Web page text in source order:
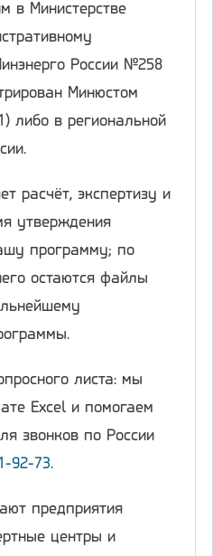
в Министерстве
России №258
Минюстом
либо в региональной
расчёт, экспертизу и
утверждения
программу; по
остаются файлы
листа: мы
Excel и помогаем
звонков по России
92-73.
предприятия
центры и